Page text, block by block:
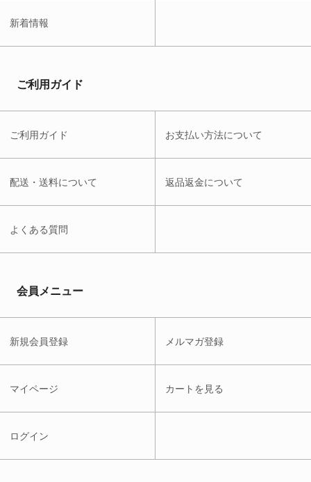
新着情報
ご利用ガイド
ご利用ガイド お支払い方法について
配送・送料について 返品返金について
よくある質問
会員メニュー
新規会員登録 メルマガ登録
マイページ カートを見る
ログイン